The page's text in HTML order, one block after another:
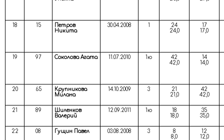
18 15
Петров
Никита
30.04.2008 1
24
24,0
17
17,0
19 97 Соколова Агата 11.07.2010 1ю
42
42,0
14
14,0
20 65
Крупникова
Милана
14.10.2009 3
21
21,0
42
42,0
21 89
Шиленков
Валерий
12.09.2011 1ю
18
18,0
35
35,0
22 08 Гущин Павел 03.08.2008 3
8
8,0
12
12,0